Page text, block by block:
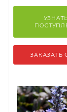
ЗАКАЗАТЬ